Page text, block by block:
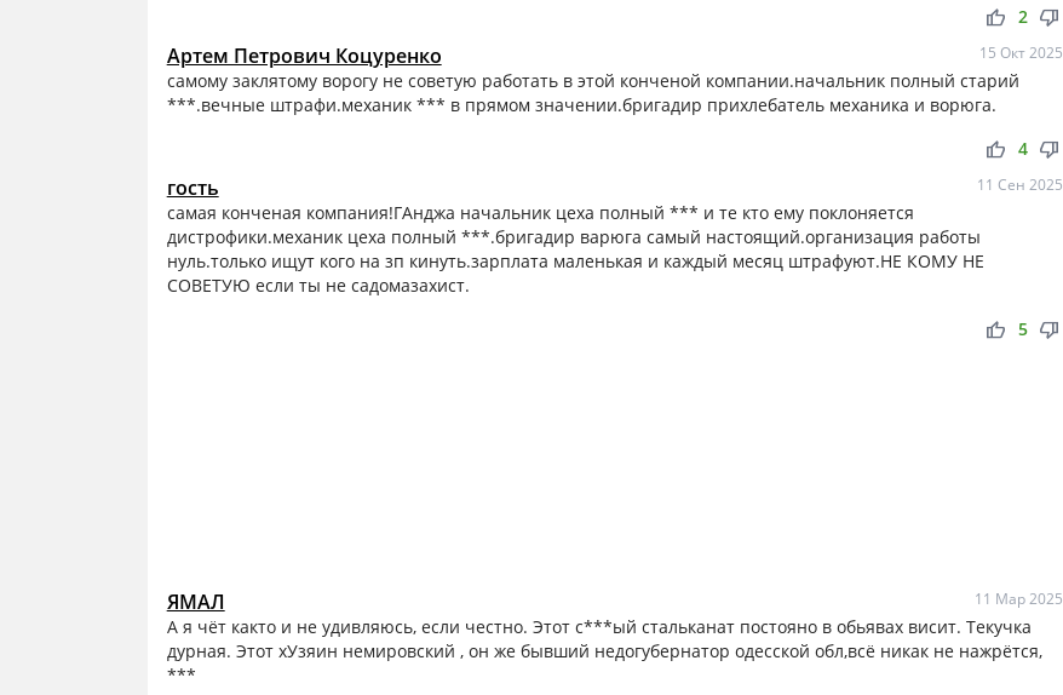
thumb_up thumb_down
2
Артем Петрович Коцуренко 15 Окт 2025
самому заклятому ворогу не советую работать в этой конченой компании.начальник полный старий
***.вечные штрафи.механик *** в прямом значении.бригадир прихлебатель механика и ворюга.
thumb_up thumb_down
4
гость 11 Сен 2025
самая конченая компания!ГАнджа начальник цеха полный *** и те кто ему поклоняется
дистрофики.механик цеха полный ***.бригадир варюга самый настоящий.организация работы
нуль.только ищут кого на зп кинуть.зарплата маленькая и каждый месяц штрафуют.НЕ КОМУ НЕ
СОВЕТУЮ если ты не садомазахист.
thumb_up thumb_down
5
ЯМАЛ 11 Мар 2025
А я чёт както и не удивляюсь, если честно. Этот с***ый стальканат постояно в обьявах висит. Текучка
дурная. Этот хУзяин немировский , он же бывший недогубернатор одесской обл,всё никак не нажрётся,
***